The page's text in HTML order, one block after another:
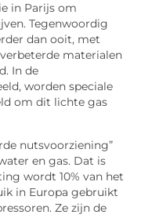
in Parijs om
Tegenwoordig
dan ooit, met
materialen
In de
worden speciale
om dit lichte gas
nutsvoorziening”
en gas. Dat is
wordt 10% van het
in Europa gebruikt
Ze zijn de